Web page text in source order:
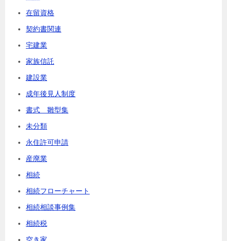
在留資格
契約書関連
宅建業
家族信託
建設業
成年後見人制度
書式 雛型集
未分類
永住許可申請
産廃業
相続
相続フローチャート
相続相談事例集
相続税
空き家